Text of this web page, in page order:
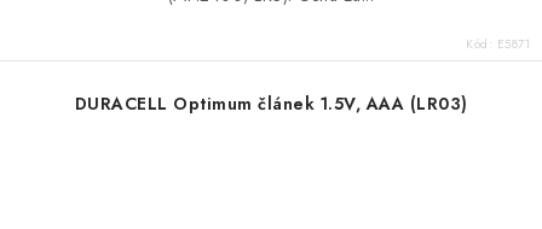
Kód: E5871
DURACELL Optimum článek 1.5V, AAA (LR03)